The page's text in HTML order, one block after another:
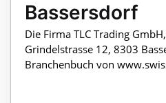
Bassersdorf
Die Firma TLC Trading
Grindelstrasse 12, 8303
Branchenbuch von